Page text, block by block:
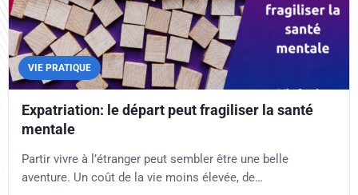
VIE PRATIQUE
Expatriation: le départ peut fragiliser la santé
mentale
Partir vivre à l’étranger peut sembler être une belle
aventure. Un coût de la vie moins élevée, de…